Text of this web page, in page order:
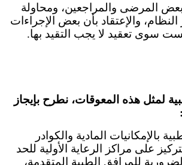
المرضى والمراجعين، ومحاولة
والإعتقاد بأن بعض الإجراءات
سوى تعقيد لا يجب التقيد بها.
لمثل هذه المعوقات، نطرح بإيجاز
بالإمكانيات المادية والكوادر
على مراكز الرعاية الأولية للحد
للمرافق الطبية المتقدمة،